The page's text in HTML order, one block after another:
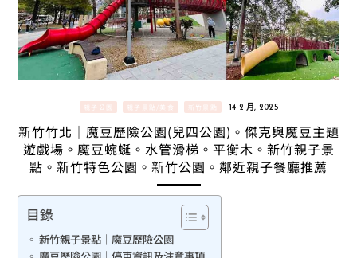
親子公園 親子景點/美食 新竹景點 14 2 月, 2025
新竹竹北｜魔豆歷險公園(兒四公園)。傑克與魔豆主題
遊戲場。魔豆蜿蜒。水管滑梯。平衡木。新竹親子景
點。新竹特色公園。新竹公園。鄰近親子餐廳推薦
目錄
新竹親子景點｜魔豆歷險公園